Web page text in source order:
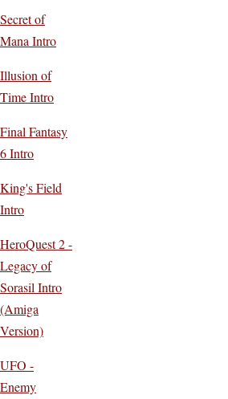
Secret of
Mana Intro
Illusion of
Time Intro
Final Fantasy
6 Intro
King's Field
Intro
HeroQuest 2 -
Legacy of
Sorasil Intro
(Amiga
Version)
UFO -
Enemy